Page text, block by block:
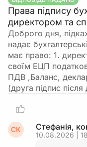
Права підпису
директором та
Доброго дня,
надає
має право: 1.
своїм ЕЦП
ПДВ ,Баланс,
(друга підпис
СК Стефанія,
10.08.2026 |